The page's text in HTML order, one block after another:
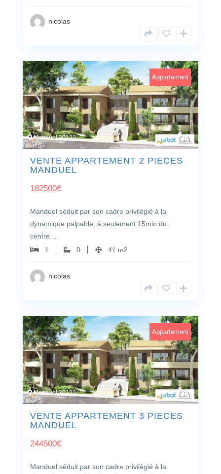
nicolas
Appartement
Manduel 30129 1
VENTE APPARTEMENT 2 PIECES
MANDUEL
182500€
Manduel séduit par son cadre privilégié à la
dynamique palpable, à seulement 15min du
centre…
1
0 41 m2
nicolas
Appartement
Manduel 30129 1
VENTE APPARTEMENT 3 PIECES
MANDUEL
244500€
Manduel séduit par son cadre privilégié à la